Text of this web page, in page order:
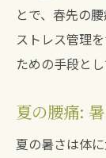
とで、春先の
ストレス管理
ための手段とし
夏の腰痛:
夏の暑さは体